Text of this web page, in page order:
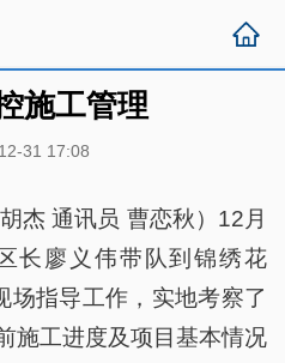
施工管理
31 17:08
杰 通讯员 曹恋秋）12月
长廖义伟带队到锦绣花
场指导工作，实地考察了
施工进度及项目基本情况